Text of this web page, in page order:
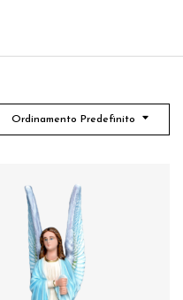
Ordinamento Predefinito